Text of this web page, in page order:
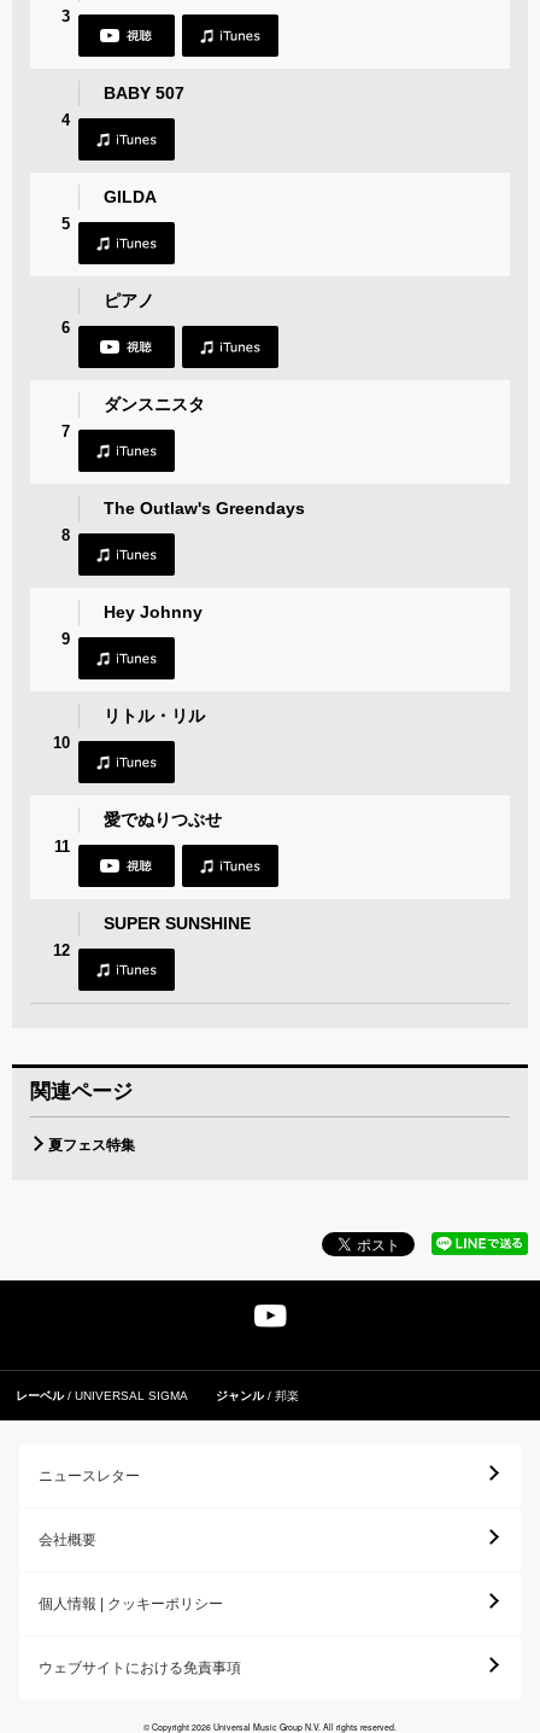
3
4
BABY 507
5
GILDA
6
ピアノ
7
ダンスニスタ
8
The Outlaw's Greendays
9
Hey Johnny
10
リトル・リル
11
愛でぬりつぶせ
12
SUPER SUNSHINE
関連ページ
夏フェス特集
レーベル UNIVERSAL SIGMA ジャンル 邦楽
ニュースレター
会社概要
個人情報 | クッキーポリシー
ウェブサイトにおける免責事項
© Copyright 2026 Universal Music Group N.V. All rights reserved.